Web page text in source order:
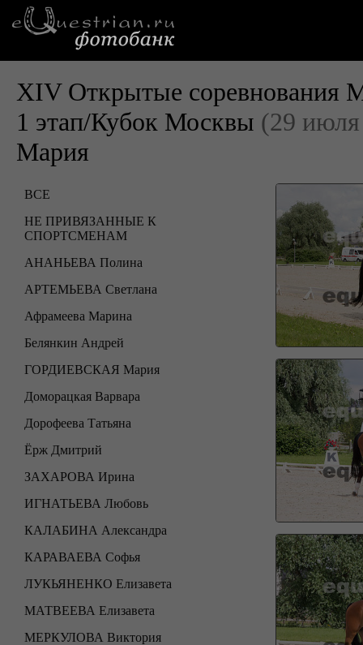
XIV Открытые соревнования
1 этап/Кубок Москвы (29
Мария
ВСЕ
НЕ ПРИВЯЗАННЫЕ К
СПОРТСМЕНАМ
АНАНЬЕВА Полина
АРТЕМЬЕВА Светлана
Афрамеева Марина
Белянкин Андрей
ГОРДИЕВСКАЯ Мария
Доморацкая Варвара
Дорофеева Татьяна
Ёрж Дмитрий
ЗАХАРОВА Ирина
ИГНАТЬЕВА Любовь
КАЛАБИНА Александра
КАРАВАЕВА Софья
ЛУКЬЯНЕНКО Елизавета
МАТВЕЕВА Елизавета
МЕРКУЛОВА Виктория